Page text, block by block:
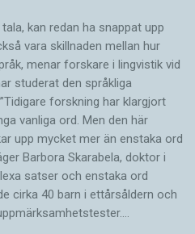
kan redan ha snappat upp
vara skillnaden mellan hur
menar forskare i lingvistik vid
studerat den språkliga
forskning har klargjort
vanliga ord. Men den här
upp mycket mer än enstaka ord
Barbora Skarabela, doktor i
satser och enstaka ord
cirka 40 barn i ettårsåldern och